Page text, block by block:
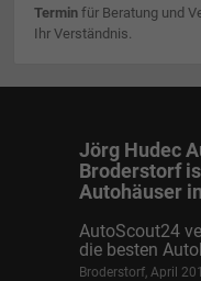
Terminfür Beratung und
Ihr Verständnis.
Jörg Hudec
Broderstorf
Autohäuser
AutoScout24
die besten
Broderstorf, April